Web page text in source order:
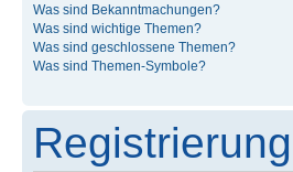
Was sind Bekanntmachungen?
Was sind wichtige Themen?
Was sind geschlossene Themen?
Was sind Themen-Symbole?